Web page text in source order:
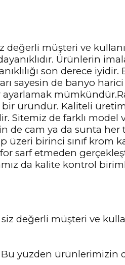
müşteri ve
Ürünlerin
son derece
sayesin de banyo
ayarlamak
üründür. Kaliteli
Sitemiz de farklı model
de cam ya da sunta her
birinci sınıf krom
sarf etmeden
da kalite kontrol
değerli müşteri ve
yüzden ürünlerimizin